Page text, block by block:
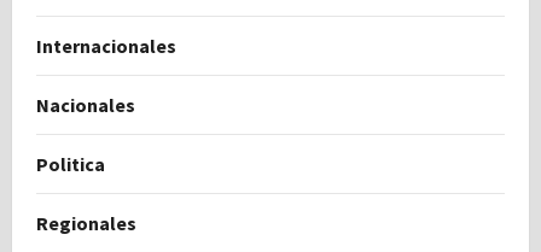
Internacionales
Nacionales
Politica
Regionales